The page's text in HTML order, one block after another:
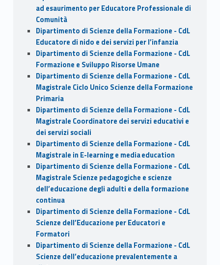
ad esaurimento per Educatore Professionale di
Comunità
Dipartimento di Scienze della Formazione - CdL
Educatore di nido e dei servizi per l’infanzia
Dipartimento di Scienze della Formazione - CdL
Formazione e Sviluppo Risorse Umane
Dipartimento di Scienze della Formazione - CdL
Magistrale Ciclo Unico Scienze della Formazione
Primaria
Dipartimento di Scienze della Formazione - CdL
Magistrale Coordinatore dei servizi educativi e
dei servizi sociali
Dipartimento di Scienze della Formazione - CdL
Magistrale in E-learning e media education
Dipartimento di Scienze della Formazione - CdL
Magistrale Scienze pedagogiche e scienze
dell’educazione degli adulti e della formazione
continua
Dipartimento di Scienze della Formazione - CdL
Scienze dell’Educazione per Educatori e
Formatori
Dipartimento di Scienze della Formazione - CdL
Scienze dell’educazione prevalentemente a